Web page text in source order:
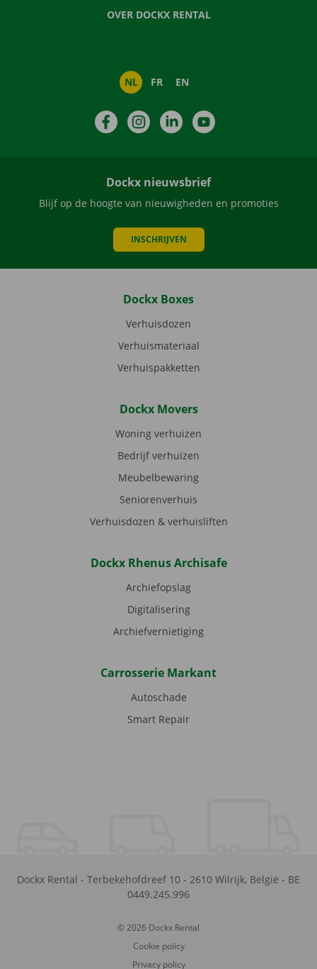
OVER DOCKX RENTAL
NL FR EN
FacebookInstagramLinkedIn
Dockx nieuwsbrief
Blijf op de hoogte van nieuwigheden en promoties
INSCHRIJVEN
Dockx Boxes
Verhuisdozen
Verhuismateriaal
Verhuispakketten
Dockx Movers
Woning verhuizen
Bedrijf verhuizen
Meubelbewaring
Seniorenverhuis
Verhuisdozen & verhuisliften
Dockx Rhenus Archisafe
Archiefopslag
Digitalisering
Archiefvernietiging
Carrosserie Markant
Autoschade
Smart Repair
Dockx Rental - Terbekehofdreef 10 - 2610 Wilrijk, België - BE
0449.245.996
© 2026 Dockx Rental
Cookie policy
Privacy policy